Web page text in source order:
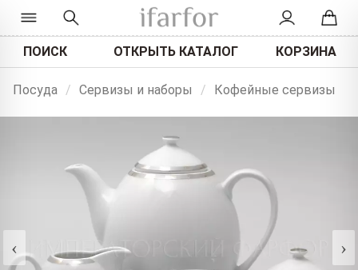
ПОИСК ОТКРЫТЬ КАТАЛОГ КОРЗИНА
Посуда / Сервизы и наборы / Кофейные сервизы
‹ ›